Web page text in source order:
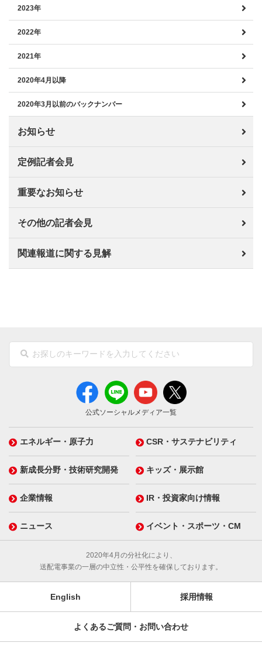
2023年
2022年
2021年
2020年4月以降
2020年3月以前のバックナンバー
お知らせ
定例記者会見
重要なお知らせ
その他の記者会見
関連報道に関する見解
公式ソーシャルメディア一覧
エネルギー・原子力 CSR・サステナビリティ
新成長分野・技術研究開発 キッズ・展示館
企業情報 IR・投資家向け情報
ニュース イベント・スポーツ・CM
2020年4月の分社化により、
送配電事業の一層の中立性・公平性を確保しております。
English 採用情報
よくあるご質問・お問い合わせ